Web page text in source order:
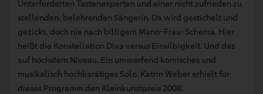
Unterforderten Tastenexperten und einer nicht zufrieden zu
stellenden, belehrenden Sängerin. Da wird gestichelt und
gezickt, doch nie nach billigem Mann-Frau-Schema. Hier
heißt die Konstellation Diva versus Einsilbigkeit. Und das
auf höchstem Niveau. Ein umwerfend komisches und
musikalisch hochkarätiges Solo. Katrin Weber erhielt für
dieses Programm den Kleinkunstpreis 2008.